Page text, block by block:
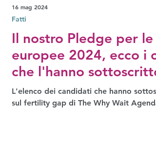
Il nostro Pledge per
europee 2024, ecco i
che l'hanno
L'elenco dei candidati che hanno
sul fertility gap di The Why Wait
Fatti
16 mag 2024